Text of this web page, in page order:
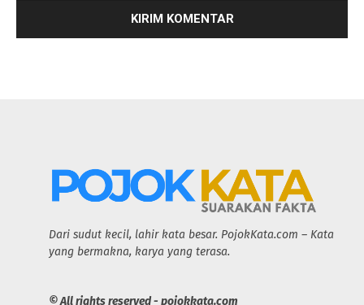
Dari sudut kecil, lahir kata besar. PojokKata.com – Kata
yang bermakna, karya yang terasa.
© All rights reserved - pojokkata.com